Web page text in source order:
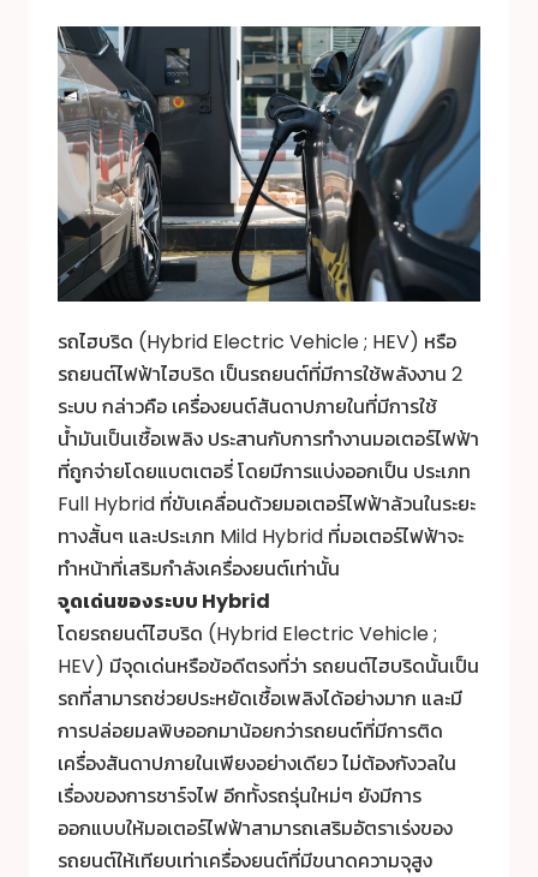
รถไฮบริด (Hybrid Electric Vehicle ; HEV) หรือ
รถยนต์ไฟฟ้าไฮบริด เป็นรถยนต์ที่มีการใช้พลังงาน 2
ระบบ กล่าวคือ เครื่องยนต์สันดาปภายในที่มีการใช้
น้ำมันเป็นเชื้อเพลิง ประสานกับการทำงานมอเตอร์ไฟฟ้า
ที่ถูกจ่ายโดยแบตเตอรี่ โดยมีการแบ่งออกเป็น ประเภท
Full Hybrid ที่ขับเคลื่อนด้วยมอเตอร์ไฟฟ้าล้วนในระยะ
ทางสั้นๆ และประเภท Mild Hybrid ที่มอเตอร์ไฟฟ้าจะ
ทำหน้าที่เสริมกำลังเครื่องยนต์เท่านั้น
จุดเด่นของระบบ Hybrid
โดยรถยนต์ไฮบริด (Hybrid Electric Vehicle ;
HEV) มีจุดเด่นหรือข้อดีตรงที่ว่า รถยนต์ไฮบริดนั้นเป็น
รถที่สามารถช่วยประหยัดเชื้อเพลิงได้อย่างมาก และมี
การปล่อยมลพิษออกมาน้อยกว่ารถยนต์ที่มีการติด
เครื่องสันดาปภายในเพียงอย่างเดียว ไม่ต้องกังวลใน
เรื่องของการชาร์จไฟ อีกทั้งรถรุ่นใหม่ๆ ยังมีการ
ออกแบบให้มอเตอร์ไฟฟ้าสามารถเสริมอัตราเร่งของ
รถยนต์ให้เทียบเท่าเครื่องยนต์ที่มีขนาดความจุสูง